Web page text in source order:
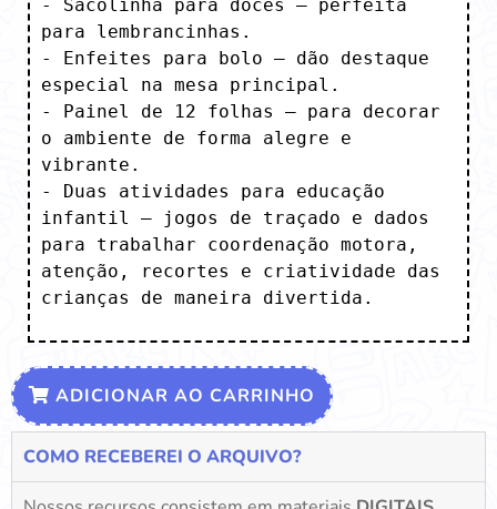
- Sacolinha para doces – perfeita
para lembrancinhas.
- Enfeites para bolo – dão destaque
especial na mesa principal.
- Painel de 12 folhas – para decorar
o ambiente de forma alegre e
vibrante.
- Duas atividades para educação
infantil – jogos de traçado e dados
para trabalhar coordenação motora,
atenção, recortes e criatividade das
crianças de maneira divertida.
ADICIONAR AO CARRINHO
COMO RECEBEREI O ARQUIVO?